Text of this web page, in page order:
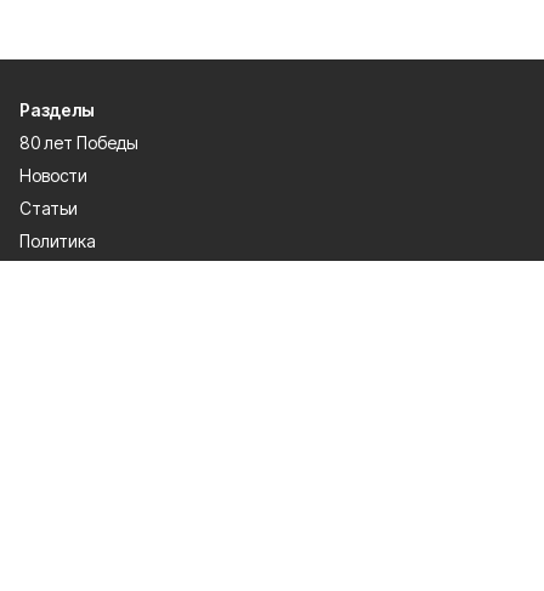
Разделы
80 лет Победы
Новости
Статьи
Политика